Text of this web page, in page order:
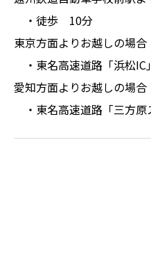
・徒歩 10分
東京方面よりお越しの場合
・東名高速道路「浜松IC
愛知方面よりお越しの場合
・東名高速道路「三方